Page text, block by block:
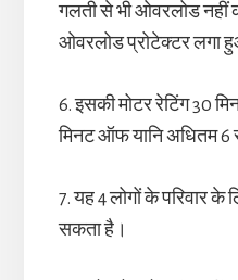
गलती से भी ओवरलोड नहीं
ओवरलोड प्रोटेक्टर लगा
6. इसकी मोटर रेटिंग 30
मिनट ऑफ यानि अधितम
7. यह 4 लोगों के परिवार के
सकता है।